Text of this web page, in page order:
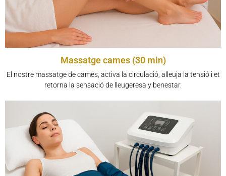
Massatge cames (30 min)
El nostre massatge de cames, activa la circulació, alleuja la tensió i et
retorna la sensació de lleugeresa y benestar.